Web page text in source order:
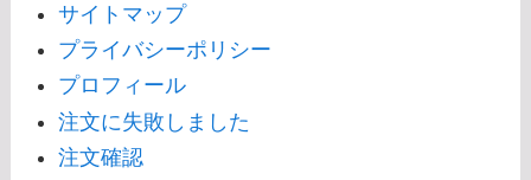
サイトマップ
プライバシーポリシー
プロフィール
注文に失敗しました
注文確認